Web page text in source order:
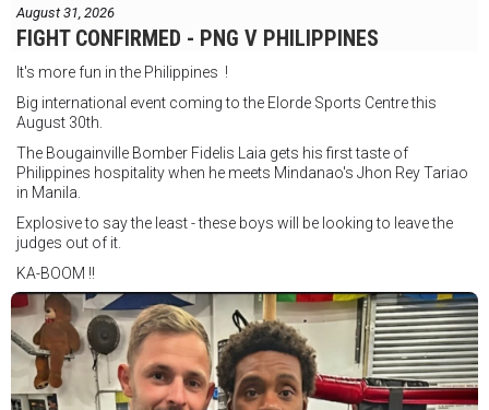
August 31, 2026
FIGHT CONFIRMED - PNG V PHILIPPINES
It's more fun in the Philippines !
Big international event coming to the Elorde Sports Centre this
August 30th.
The Bougainville Bomber Fidelis Laia gets his first taste of
Philippines hospitality when he meets Mindanao's Jhon Rey Tariao
in Manila.
Explosive to say the least - these boys will be looking to leave the
judges out of it.
KA-BOOM !!